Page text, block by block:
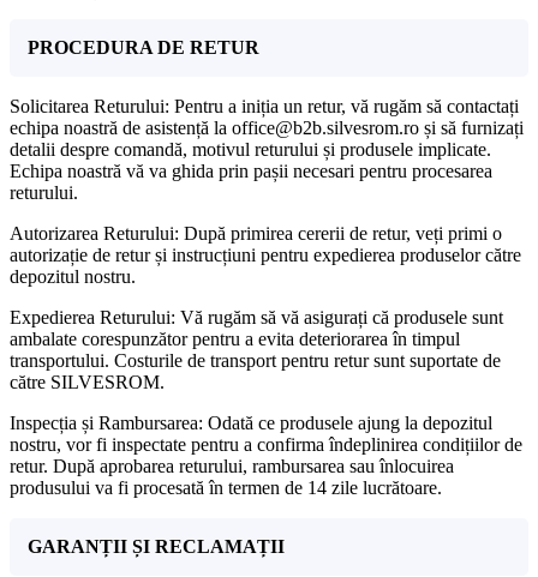
PROCEDURA DE RETUR
Solicitarea Returului: Pentru a iniția un retur, vă rugăm să contactați
echipa noastră de asistență la office@b2b.silvesrom.ro și să furnizați
detalii despre comandă, motivul returului și produsele implicate.
Echipa noastră vă va ghida prin pașii necesari pentru procesarea
returului.
Autorizarea Returului: După primirea cererii de retur, veți primi o
autorizație de retur și instrucțiuni pentru expedierea produselor către
depozitul nostru.
Expedierea Returului: Vă rugăm să vă asigurați că produsele sunt
ambalate corespunzător pentru a evita deteriorarea în timpul
transportului. Costurile de transport pentru retur sunt suportate de
către SILVESROM.
Inspecția și Rambursarea: Odată ce produsele ajung la depozitul
nostru, vor fi inspectate pentru a confirma îndeplinirea condițiilor de
retur. După aprobarea returului, rambursarea sau înlocuirea
produsului va fi procesată în termen de 14 zile lucrătoare.
GARANȚII ȘI RECLAMAȚII